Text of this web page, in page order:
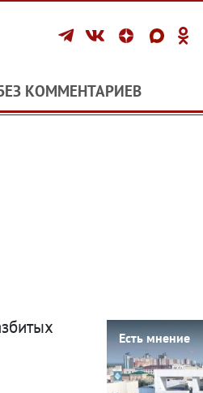
КОММЕНТАРИЕВ
Есть мнение